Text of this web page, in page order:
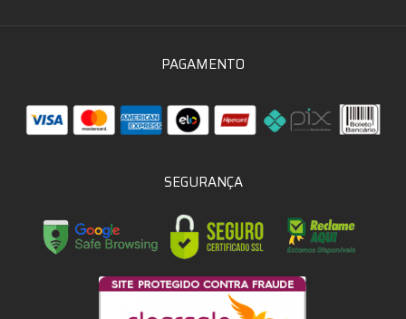
PAGAMENTO
SEGURANÇA